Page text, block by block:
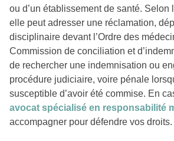
ou d’un établissement de santé. Selon
elle peut adresser une réclamation,
disciplinaire devant l’Ordre des
Commission de conciliation et
de rechercher une indemnisation ou
procédure judiciaire, voire pénale
susceptible d’avoir été commise. En
avocat spécialisé en responsabilité
accompagner pour défendre vos droits.